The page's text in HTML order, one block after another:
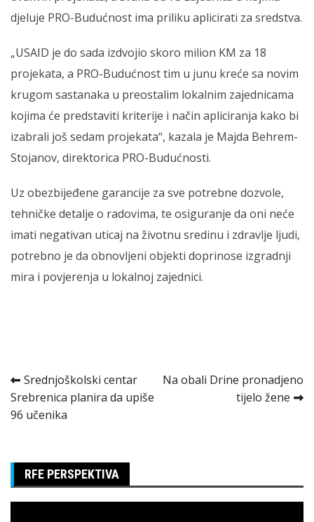
djeluje PRO-Budućnost ima priliku aplicirati za sredstva.
„USAID je do sada izdvojio skoro milion KM za 18
projekata, a PRO-Budućnost tim u junu kreće sa novim
krugom sastanaka u preostalim lokalnim zajednicama
kojima će predstaviti kriterije i način apliciranja kako bi
izabrali još sedam projekata“, kazala je Majda Behrem-
Stojanov, direktorica PRO-Budućnosti.
Uz obezbijeđene garancije za sve potrebne dozvole,
tehničke detalje o radovima, te osiguranje da oni neće
imati negativan uticaj na životnu sredinu i zdravlje ljudi,
potrebno je da obnovljeni objekti doprinose izgradnji
mira i povjerenja u lokalnoj zajednici.
Kretanje
članka
Srednjoškolski centar
Srebrenica planira da upiše
96 učenika
Na obali Drine pronadjeno
tijelo žene
RFE PERSPEKTIVA